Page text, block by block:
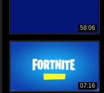
58:06
07:16